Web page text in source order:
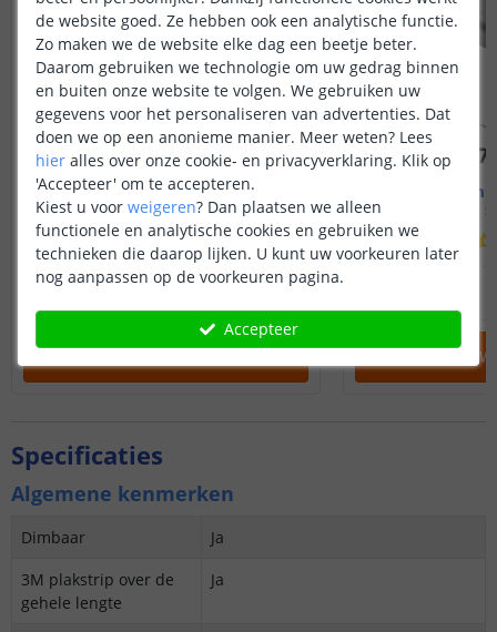
3M - compleet profiel
Opbouw - smal en laag
(23 reviews)
32,95
3M -
Opbouw -
IN
Specificaties
Algemene kenmerken
Dimbaar
Ja
3M plakstrip over de
gehele lengte
Ja
de website goed. Ze hebben ook een analytische functie.
Zo maken we de website elke dag een beetje beter.
Daarom gebruiken we technologie om uw gedrag binnen
en buiten onze website te volgen. We gebruiken uw
gegevens voor het personaliseren van advertenties. Dat
doen we op een anonieme manier. Meer weten? Lees
hier alles over onze cookie- en privacyverklaring. Klik op
'Accepteer' om te accepteren.
Kiest u voor weigeren? Dan plaatsen we alleen
functionele en analytische cookies en gebruiken we
technieken die daarop lijken. U kunt uw voorkeuren later
nog aanpassen op de voorkeuren pagina.
Accepteer